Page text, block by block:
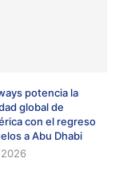
potencia la
global de
con el regreso
a Abu Dhabi